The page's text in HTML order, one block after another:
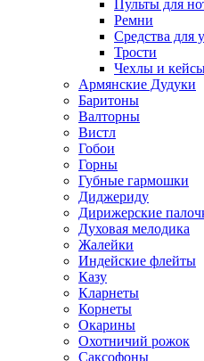
Пульты для
Ремни
Средства для
Трости
Чехлы и
Армянские Дудуки
Баритоны
Валторны
Вистл
Гобои
Горны
Губные гармошки
Диджериду
Дирижерские
Духовая мелодика
Жалейки
Индейские флейты
Казу
Кларнеты
Корнеты
Окарины
Охотничий рожок
Саксофоны